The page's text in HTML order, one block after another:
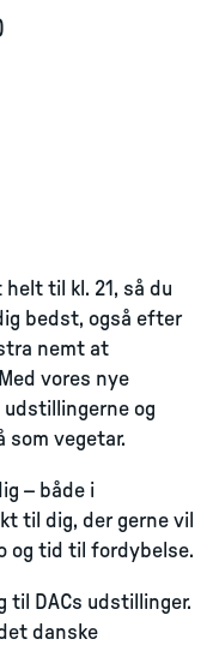
til kl. 21, så du
bedst, også efter
nemt at
vores nye
og
som vegetar.
– både i
til dig, der gerne vil
og tid til fordybelse.
til DACs udstillinger.
danske